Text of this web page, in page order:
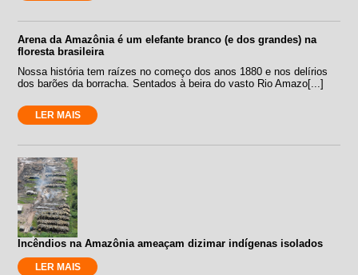
Arena da Amazônia é um elefante branco (e dos grandes) na
floresta brasileira
Nossa história tem raízes no começo dos anos 1880 e nos delírios
dos barões da borracha. Sentados à beira do vasto Rio Amazo[...]
LER MAIS
Incêndios na Amazônia ameaçam dizimar indígenas isolados
LER MAIS